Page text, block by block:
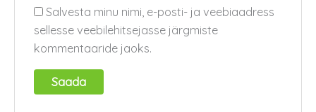
Salvesta minu nimi, e-posti- ja veebiaadress
sellesse veebilehitsejasse järgmiste
kommentaaride jaoks.